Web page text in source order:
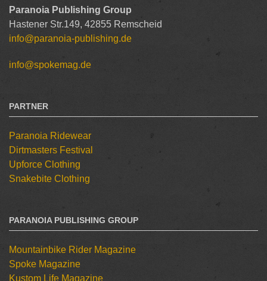
Paranoia Publishing Group
Hastener Str.149, 42855 Remscheid
info@paranoia-publishing.de
info@spokemag.de
PARTNER
Paranoia Ridewear
Dirtmasters Festival
Upforce Clothing
Snakebite Clothing
PARANOIA PUBLISHING GROUP
Mountainbike Rider Magazine
Spoke Magazine
Kustom Life Magazine